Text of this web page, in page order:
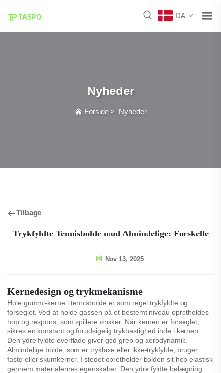
DA
Nyheder
Forside> Nyheder
Tilbage
Trykfyldte Tennisbolde mod Almindelige: Forskelle
Nov 13, 2025
Kernedesign og trykmekanisme
Hule gummi-kerne i tennisbolde er som regel trykfyldte og
forseglet. Ved at holde gassen på et bestemt niveau opretholdes
hop og respons, som spillere ønsker. Når kernen er forseglet,
sikres en konstant og forudsigelig trykhastighed inde i kernen.
Den ydre fyldte overflade giver god greb og aerodynamik.
Almindelige bolde, som er trykløse eller ikke-trykfylde, bruger
faste eller skumkerner. I stedet opretholder bolden sit hop elastisk
gennem materialernes egenskaber. Den ydre fyldte belægning